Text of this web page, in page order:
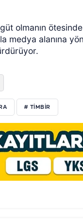
olmanın
medya alanına
# TIMBIR